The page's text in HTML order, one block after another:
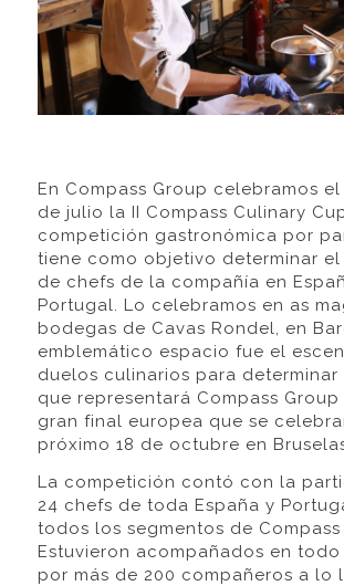
En Compass Group celebramos
de julio la II Compass Culinary
competición gastronómica por
tiene como objetivo determinar el
de chefs de la compañía en
Portugal. Lo celebramos en as
bodegas de Cavas Rondel, en
emblemático espacio fue el
duelos culinarios para determinar
que representará Compass
gran final europea que se
próximo 18 de octubre en
La competición contó con la
24 chefs de toda España y
todos los segmentos de Compass
Estuvieron acompañados en todo
por más de 200 compañeros a lo